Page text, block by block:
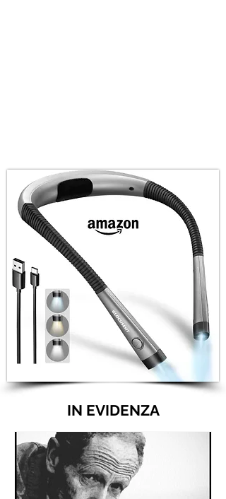
IN EVIDENZA